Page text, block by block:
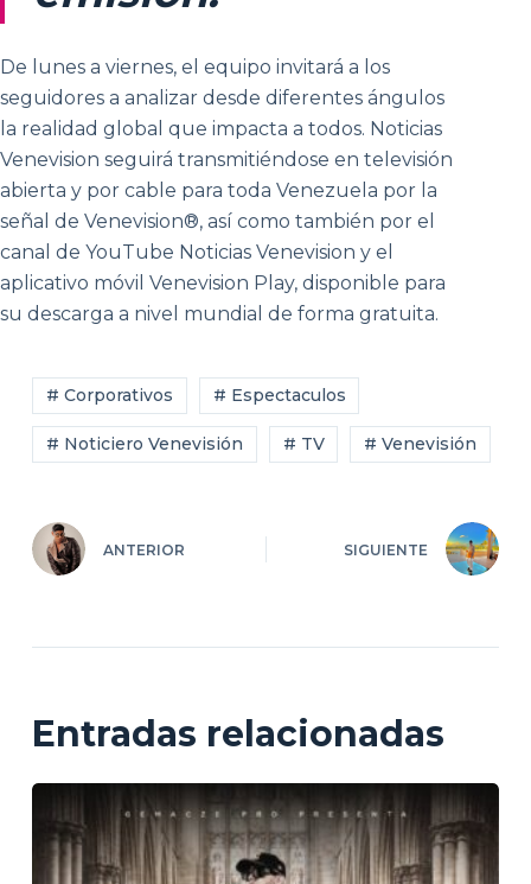
De lunes a viernes, el equipo invitará a los
seguidores a analizar desde diferentes ángulos
la realidad global que impacta a todos. Noticias
Venevision seguirá transmitiéndose en televisión
abierta y por cable para toda Venezuela por la
señal de Venevision®, así como también por el
canal de YouTube Noticias Venevision y el
aplicativo móvil Venevision Play, disponible para
su descarga a nivel mundial de forma gratuita.
# Corporativos # Espectaculos
# Noticiero Venevisión # TV # Venevisión
ANTERIOR SIGUIENTE
Entradas relacionadas